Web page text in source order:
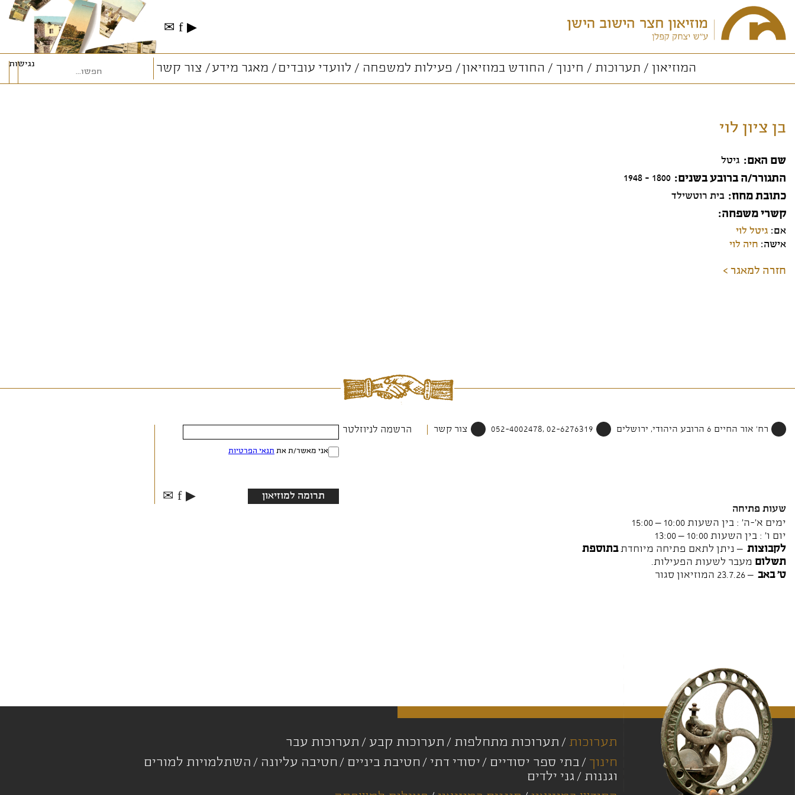
▶
f
✉
המוזיאון תערוכות חינוך החודש במוזיאון פעילות למשפחה לוועדי עובדים מאגר מידע צור קשר נגישות
בן ציון לוי
שם האם גיטל
התגורר/ה ברובע בשנים 1800 - 1948
כתובת מחוז בית רוטשילד
קשרי משפחה
אם: גיטל לוי
אישה: חיה לוי
חזרה למאגר >
רח' אור החיים 6 הרובע היהודי, ירושלים 02-6276319 ,052-4002478 צור קשר הרשמה לניוזלטר
אני מאשר/ת את תנאי הפרטיות
תרומה למוזיאון ▶
f
✉
שעות פתיחה
ימים א'-ה' : בין השעות 10:00 – 15:00
יום ו' : בין השעות 10:00 – 13:00
לקבוצות – ניתן לתאם פתיחה מיוחדתבתוספת
תשלום מעבר לשעות הפעילות.
ט' באב– 23.7.26 המוזיאון סגור
תערוכות תערוכות מתחלפות תערוכות קבע
תערוכות עבר
חינוך
בתי ספר יסודיים יסודי דתי חטיבת ביניים חטיבה עליונה
השתלמויות למורים
וגננות
גני ילדים